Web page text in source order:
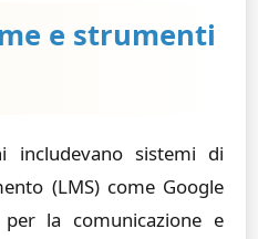
e strumenti
includevano sistemi di
(LMS) come Google
per la comunicazione e